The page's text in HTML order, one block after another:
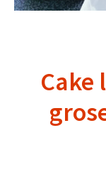
Cake